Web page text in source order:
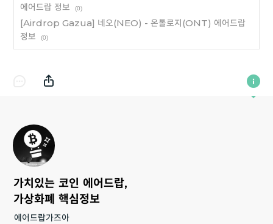
에어드랍 정보
(0)
[Airdrop Gazua] 네오(NEO) - 온톨로지(ONT) 에어드랍
정보
(0)
가치있는 코인 에어드랍,
가상화폐 핵심정보
에어드랍가즈아